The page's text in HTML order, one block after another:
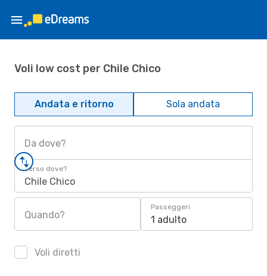
Voli low cost per Chile Chico
Andata e ritorno Sola andata
Da dove?
Verso dove?
Chile Chico
Quando?
Passeggeri
1 adulto
Voli diretti